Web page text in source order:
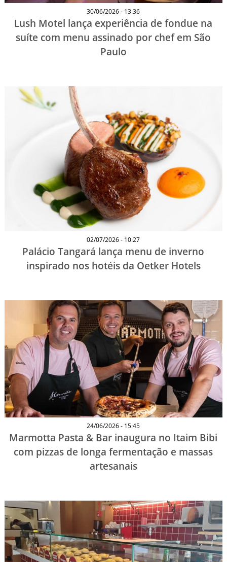
30/06/2026 - 13:36
Lush Motel lança experiência de fondue na
suíte com menu assinado por chef em São
Paulo
02/07/2026 - 10:27
Palácio Tangará lança menu de inverno
inspirado nos hotéis da Oetker Hotels
24/06/2026 - 15:45
Marmotta Pasta & Bar inaugura no Itaim Bibi
com pizzas de longa fermentação e massas
artesanais